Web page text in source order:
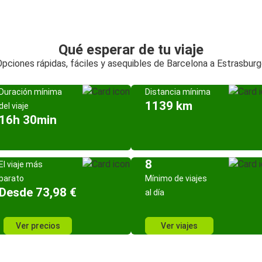
Qué esperar de tu viaje
rápidas, fáciles y asequibles de Barcelona a
mínima
viaje
30min
Distancia mínima
1139 km
viaje más
73,98 €
Ver precios
8
Mínimo de viajes
al día
Ver viajes